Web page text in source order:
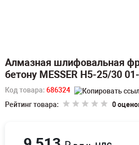
Алмазная шлифовальная
бетону MESSER H5-25/30
Код товара: 686324
Рейтинг товара:
0